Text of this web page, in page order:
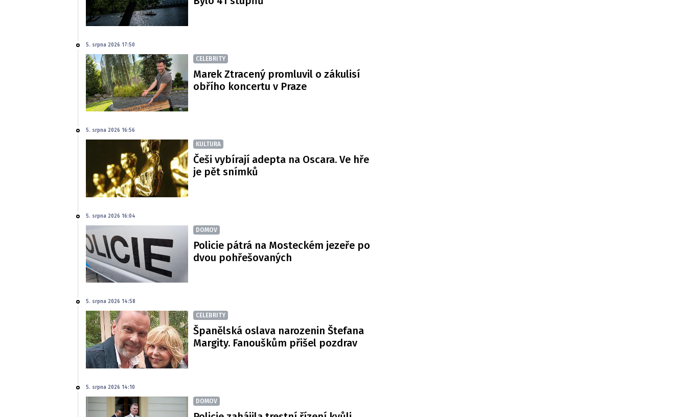
5. srpna 2026 17:50
CELEBRITY
Marek Ztracený promluvil o zákulisí
obřího koncertu v Praze
5. srpna 2026 16:56
KULTURA
Češi vybírají adepta na Oscara. Ve hře
je pět snímků
5. srpna 2026 16:04
DOMOV
Policie pátrá na Mosteckém jezeře po
dvou pohřešovaných
5. srpna 2026 14:58
CELEBRITY
Španělská oslava narozenin Štefana
Margity. Fanouškům přišel pozdrav
5. srpna 2026 14:10
DOMOV